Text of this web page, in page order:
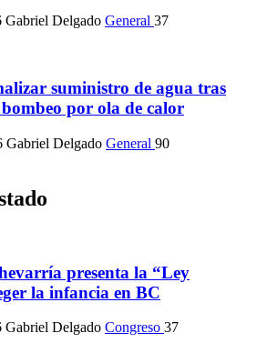
Gabriel Delgado General 37
suministro de agua tras
por ola de calor
Gabriel Delgado General 90
presenta la “Ley
la infancia en BC
Gabriel Delgado Congreso 37